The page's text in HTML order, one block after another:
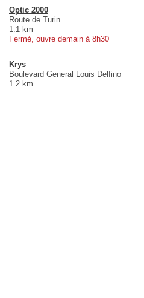
Optic 2000
Route de Turin
1.1 km
Fermé, ouvre demain à 8h30
Krys
Boulevard General Louis Delfino
1.2 km